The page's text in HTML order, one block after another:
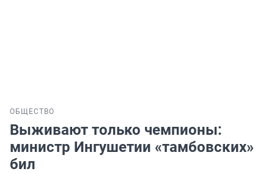
ОБЩЕСТВО
Выживают только чемпионы:
министр Ингушетии «тамбовских»
бил